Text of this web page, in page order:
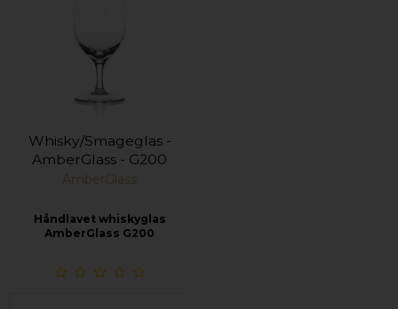
Whisky/Smageglas -
AmberGlass - G200
AmberGlass
Håndlavet whiskyglas
AmberGlass G200